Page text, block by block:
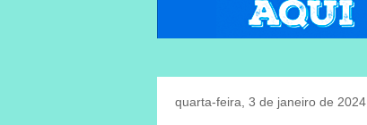
quarta-feira, 3 de janeiro de 2024